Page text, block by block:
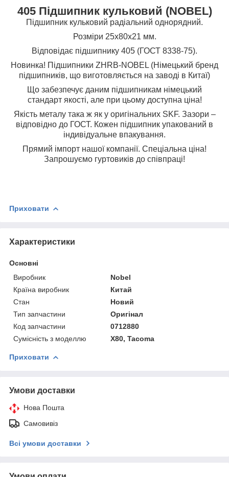
405 Підшипник кульковий (NOBEL)
Підшипник кульковий радіальний однорядний.
Розміри 25x80x21 мм.
Відповідає підшипнику 405 (ГОСТ 8338-75).
Новинка! Підшипники ZHRB-NOBEL (Німецький бренд
підшипників, що виготовляється на заводі в Китаї)
Що забезпечує даним підшипникам німецький
стандарт якості, але при цьому доступна ціна!
Якість металу така ж як у оригінальних SKF. Зазори –
відповідно до ГОСТ. Кожен підшипник упакований в
індивідуальне впакування.
Прямий імпорт нашої компанії. Спеціальна ціна!
Запрошуємо гуртовиків до співпраці!
Приховати
Характеристики
Основні
Виробник
Nobel
Країна виробник
Китай
Стан
Новий
Тип запчастини
Оригінал
Код запчастини
0712880
Сумісність з моделлю
X80, Tacoma
Приховати
Умови доставки
Нова Пошта
Самовивіз
Всі умови доставки